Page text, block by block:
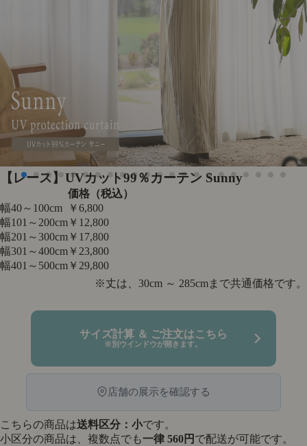
【レース】UVカット99％カーテン Sunny
価格（税込）
幅40～100cm
￥6,800
幅101～200cm ￥12,800
幅201～300cm ￥17,800
幅301～400cm ￥23,800
幅401～500cm ￥29,800
※丈は、30cm ～ 285cmまで共通価格です。
サイズ計算 ＆ ご注文はこちら
※別ウインドウが開きます。
店舗の展示を確認する
こちらの商品は送料区分：小です。
小区分の商品は、複数点でも一律 560円 で配送が可能です。